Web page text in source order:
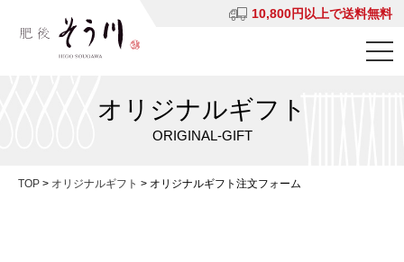
10,800円以上で送料無料
オリジナルギフト
ORIGINAL-GIFT
TOP > オリジナルギフト > オリジナルギフト注文フォーム